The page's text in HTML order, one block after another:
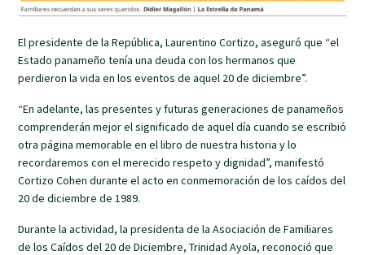
El presidente de la República, Laurentino Cortizo, aseguró que “el
Estado panameño tenía una deuda con los hermanos que
perdieron la vida en los eventos de aquel 20 de diciembre”.
“En adelante, las presentes y futuras generaciones de panameños
comprenderán mejor el significado de aquel día cuando se escribió
otra página memorable en el libro de nuestra historia y lo
recordaremos con el merecido respeto y dignidad”, manifestó
Cortizo Cohen durante el acto en conmemoración de los caídos del
20 de diciembre de 1989.
Durante la actividad, la presidenta de la Asociación de Familiares
de los Caídos del 20 de Diciembre, Trinidad Ayola, reconoció que